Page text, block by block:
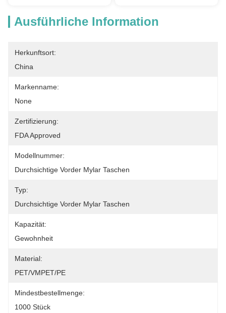
Ausführliche Information
Herkunftsort:
China
Markenname:
None
Zertifizierung:
FDA Approved
Modellnummer:
Durchsichtige Vorder Mylar Taschen
Typ:
Durchsichtige Vorder Mylar Taschen
Kapazität:
Gewohnheit
Material:
PET/VMPET/PE
Mindestbestellmenge:
1000 Stück